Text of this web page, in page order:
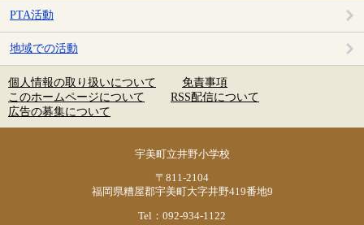
PTA活動
地域での活動
個人情報の取り扱いについて
免責事項
このホームページについて
RSS配信について
広告の募集について
宇美町立井野小学校
〒811-2104
福岡県糟屋郡宇美町大字井野419番地9
Tel：092-934-1122